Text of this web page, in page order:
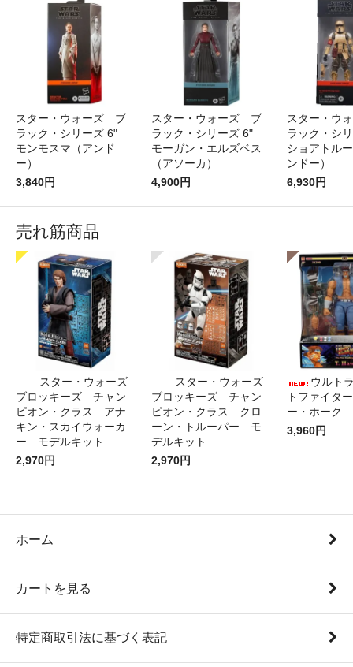
スター・ウォーズ ブ
ラック・シリーズ 6"
モンモスマ（アンド
ー）
3,840円
スター・ウォーズ ブ
ラック・シリーズ 6"
モーガン・エルズベス
（アソーカ）
4,900円
スター・ウ
ラック・シ
ショアトル
ンドー）
6,930円
売れ筋商品
スター・ウォーズ
ブロッキーズ チャン
ピオン・クラス アナ
キン・スカイウォーカ
ー モデルキット
2,970円
スター・ウォーズ
ブロッキーズ チャン
ピオン・クラス クロ
ーン・トルーパー モ
デルキット
2,970円
ウルト
トファイタ
ー・ホーク
3,960円
ホーム
カートを見る
特定商取引法に基づく表記